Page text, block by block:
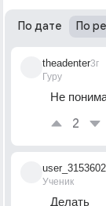
По дате По
theadenter
Гуру
3г
Не
2
Ученик
Делать